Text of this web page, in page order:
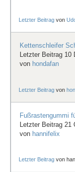
Letzter Beitrag von
Kettenschleifer
Letzter Beitrag 10
von hondafan
Letzter Beitrag von
Fußrastengummi
Letzter Beitrag
von hannifelix
Letzter Beitrag von